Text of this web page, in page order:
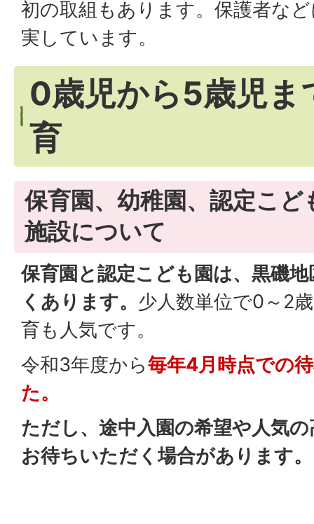
初の取組もあります。保護者な
実しています。
0歳児から5歳児ま
育
保育園、幼稚園、認定こど
施設について
保育園と認定こども園は、黒磯
くあります。 少人数単位で0～2
育も人気です。
令和3年度から毎年4月時点での
た。
ただし、途中入園の希望や人気
お待ちいただく場合があります。